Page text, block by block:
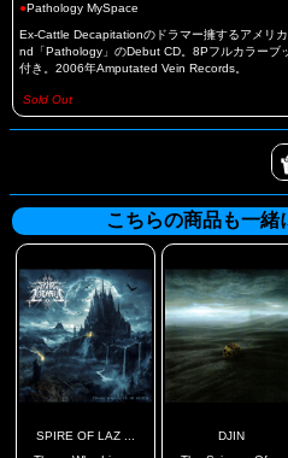
●Pathology MySpace
Ex-Cattle Decapitationのドラマー擁するアメリ
nd「Pathology」のDebut CD。8Pフルカラーブ
付き。2006年Amputated Vein Records。
Sold Out
こちらの商品も一緒
SPIRE OF LAZ ...
DJIN